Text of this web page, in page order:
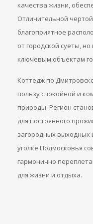
качества жизни,
Отличительной
благоприятное
от городской суеты,
ключевым объектам
Коттедж по
пользу спокойной и
природы. Регион
для постоянного
загородных выходных
уголке Подмосковья
гармонично
для жизни и отдыха.